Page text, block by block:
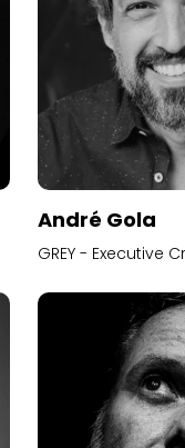
André Gola
GREY - Executive